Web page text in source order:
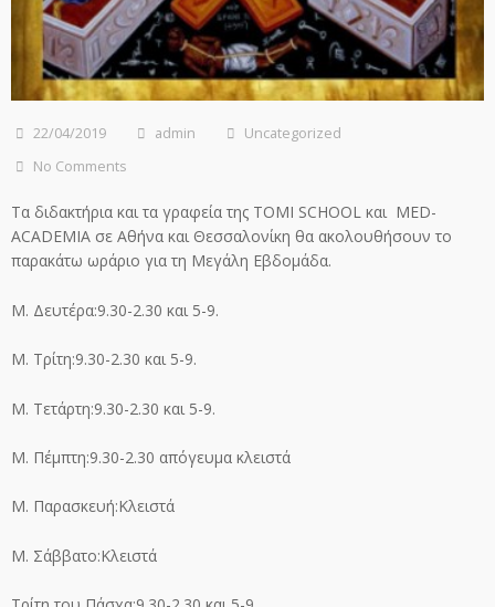
22/04/2019 admin
Uncategorized
No Comments
Τα διδακτήρια και τα γραφεία της TOMI SCHOOL και MED-
ACADEMIA σε Αθήνα και Θεσσαλονίκη θα ακολουθήσουν το
παρακάτω ωράριο για τη Μεγάλη Εβδομάδα.
Μ. Δευτέρα:9.30-2.30 και 5-9.
Μ. Τρίτη:9.30-2.30 και 5-9.
Μ. Τετάρτη:9.30-2.30 και 5-9.
Μ. Πέμπτη:9.30-2.30 απόγευμα κλειστά
Μ. Παρασκευή:Κλειστά
Μ. Σάββατο:Κλειστά